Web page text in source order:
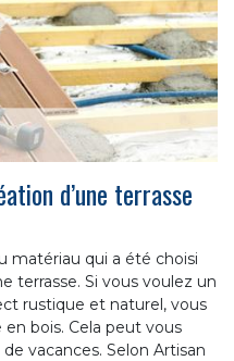
d’une terrasse
matériau qui a été choisi
terrasse. Si vous voulez un
rustique et naturel, vous
bois. Cela peut vous
vacances. Selon Artisan